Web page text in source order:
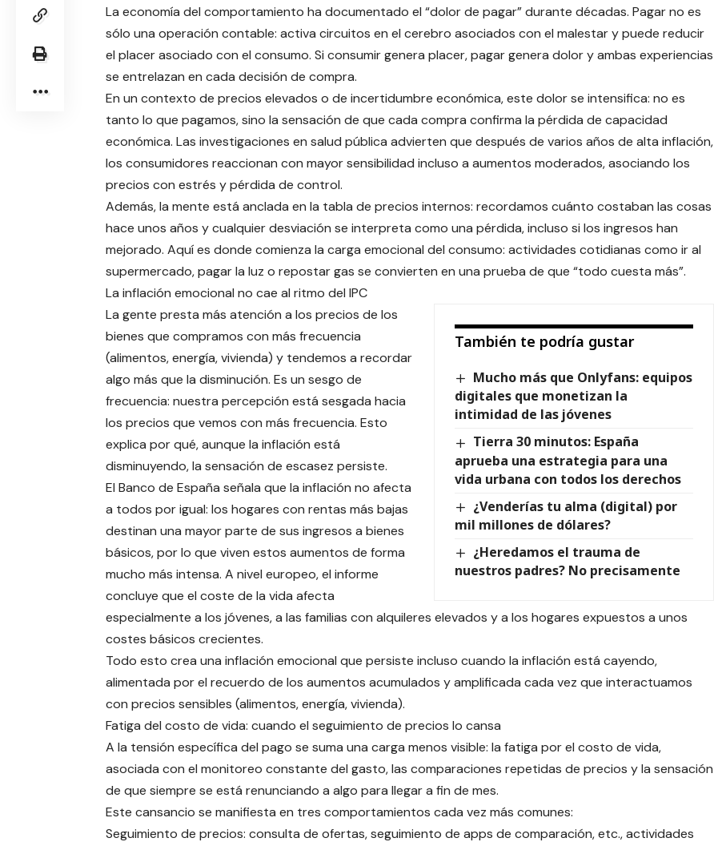
La economía del comportamiento ha documentado el “dolor de pagar” durante décadas. Pagar no es
sólo una operación contable: activa circuitos en el cerebro asociados con el malestar y puede reducir
el placer asociado con el consumo. Si consumir genera placer, pagar genera dolor y ambas experiencias
se entrelazan en cada decisión de compra.
En un contexto de precios elevados o de incertidumbre económica, este dolor se intensifica: no es
tanto lo que pagamos, sino la sensación de que cada compra confirma la pérdida de capacidad
económica. Las investigaciones en salud pública advierten que después de varios años de alta inflación,
los consumidores reaccionan con mayor sensibilidad incluso a aumentos moderados, asociando los
precios con estrés y pérdida de control.
Además, la mente está anclada en la tabla de precios internos: recordamos cuánto costaban las cosas
hace unos años y cualquier desviación se interpreta como una pérdida, incluso si los ingresos han
mejorado. Aquí es donde comienza la carga emocional del consumo: actividades cotidianas como ir al
supermercado, pagar la luz o repostar gas se convierten en una prueba de que “todo cuesta más”.
La inflación emocional no cae al ritmo del IPC
También te podría gustar
Mucho más que Onlyfans: equipos
digitales que monetizan la
intimidad de las jóvenes
Tierra 30 minutos: España
aprueba una estrategia para una
vida urbana con todos los derechos
¿Venderías tu alma (digital) por
mil millones de dólares?
¿Heredamos el trauma de
nuestros padres? No precisamente
La gente presta más atención a los precios de los
bienes que compramos con más frecuencia
(alimentos, energía, vivienda) y tendemos a recordar
algo más que la disminución. Es un sesgo de
frecuencia: nuestra percepción está sesgada hacia
los precios que vemos con más frecuencia. Esto
explica por qué, aunque la inflación está
disminuyendo, la sensación de escasez persiste.
El Banco de España señala que la inflación no afecta
a todos por igual: los hogares con rentas más bajas
destinan una mayor parte de sus ingresos a bienes
básicos, por lo que viven estos aumentos de forma
mucho más intensa. A nivel europeo, el informe
concluye que el coste de la vida afecta
especialmente a los jóvenes, a las familias con alquileres elevados y a los hogares expuestos a unos
costes básicos crecientes.
Todo esto crea una inflación emocional que persiste incluso cuando la inflación está cayendo,
alimentada por el recuerdo de los aumentos acumulados y amplificada cada vez que interactuamos
con precios sensibles (alimentos, energía, vivienda).
Fatiga del costo de vida: cuando el seguimiento de precios lo cansa
A la tensión específica del pago se suma una carga menos visible: la fatiga por el costo de vida,
asociada con el monitoreo constante del gasto, las comparaciones repetidas de precios y la sensación
de que siempre se está renunciando a algo para llegar a fin de mes.
Este cansancio se manifiesta en tres comportamientos cada vez más comunes:
Seguimiento de precios: consulta de ofertas, seguimiento de apps de comparación, etc., actividades